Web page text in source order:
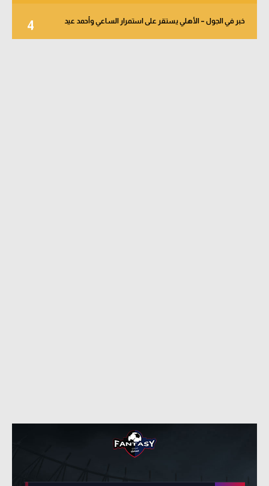
4 خبر في الجول – الأهلي يستقر على استمرار الساعي وأحمد عيد